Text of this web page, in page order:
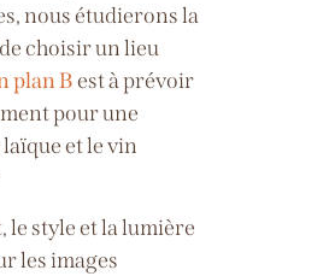
nous étudierons la
choisir un lieu
plan Best à prévoir
pour une
et le vin
le style et la lumière
les images